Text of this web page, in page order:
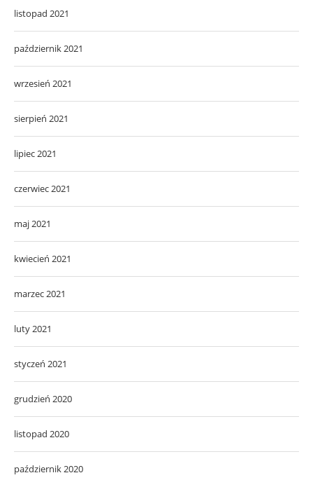
listopad 2021
październik 2021
wrzesień 2021
sierpień 2021
lipiec 2021
czerwiec 2021
maj 2021
kwiecień 2021
marzec 2021
luty 2021
styczeń 2021
grudzień 2020
listopad 2020
październik 2020